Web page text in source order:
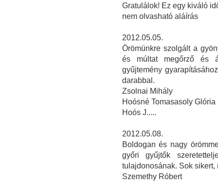
Gratulálok! Ez egy kiváló
nem olvasható aláírás
2012.05.05.
Örömünkre szolgált a
és múltat megőrző és
gyűjtemény
darabbal.
Zsolnai Mihály
Hoósné Tomasasoly Glória
Hoós J.....
2012.05.08.
Boldogan és nagy
győri gyűjtők
tulajdonosának. Sok
Szemethy Róbert